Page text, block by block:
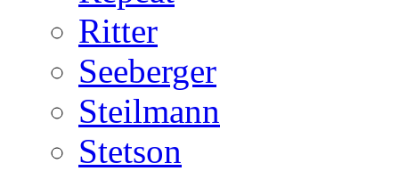
Ritter
Seeberger
Steilmann
Stetson